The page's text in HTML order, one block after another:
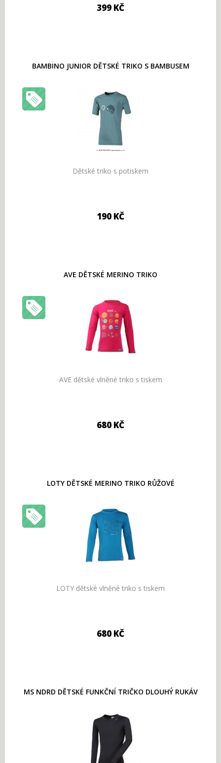
399 KČ
BAMBINO JUNIOR DĚTSKÉ TRIKO S BAMBUSEM
Dětské triko s potiskem
190 KČ
AVE DĚTSKÉ MERINO TRIKO
AVE dětské vlněné triko s tiskem
680 KČ
LOTY DĚTSKÉ MERINO TRIKO RŮŽOVÉ
LOTY dětské vlněné triko s tiskem
680 KČ
MS NDRD DĚTSKÉ FUNKČNÍ TRIČKO DLOUHÝ RUKÁV